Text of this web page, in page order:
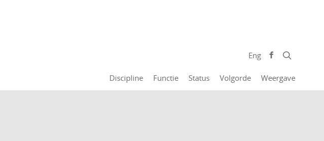
Eng
Discipline Functie Status Volgorde Weergave